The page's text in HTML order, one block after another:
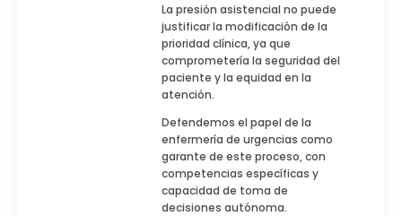
La presión asistencial no puede
justificar la modificación de la
prioridad clínica, ya que
comprometería la seguridad del
paciente y la equidad en la
atención.
Defendemos el papel de la
enfermería de urgencias como
garante de este proceso, con
competencias específicas y
capacidad de toma de
decisiones autónoma.